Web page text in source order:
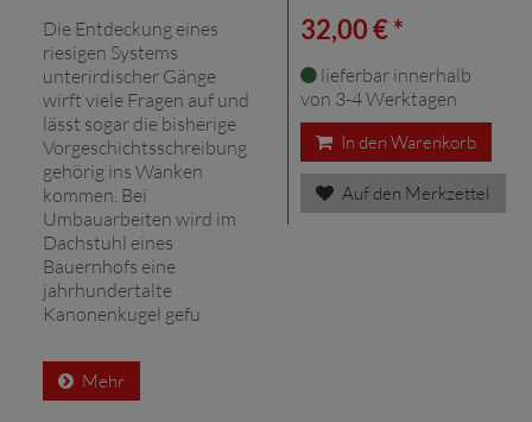
Die Entdeckung eines
riesigen Systems
unterirdischer Gänge
wirft viele Fragen auf und
lässt sogar die bisherige
Vorgeschichtsschreibung
gehörig ins Wanken
kommen. Bei
Umbauarbeiten wird im
Dachstuhl eines
Bauernhofs eine
jahrhundertalte
Kanonenkugel gefu
Mehr
32,00 € *
lieferbar innerhalb
von 3-4 Werktagen
In den Warenkorb
Auf den Merkzettel